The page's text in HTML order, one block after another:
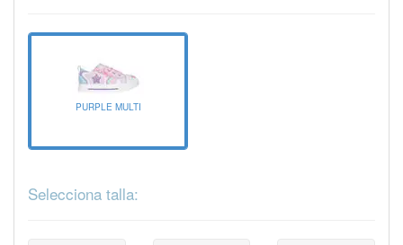
PURPLE MULTI
Selecciona talla: